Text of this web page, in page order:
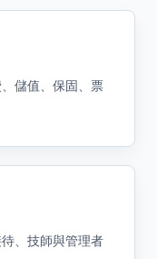
儲值、保固、票
、技師與管理者